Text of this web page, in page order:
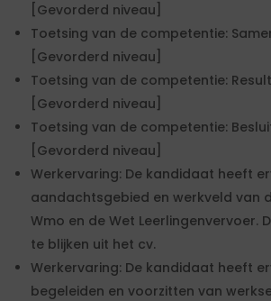
[Gevorderd niveau]
Toetsing van de competentie:
[Gevorderd niveau]
Toetsing van de competentie:
[Gevorderd niveau]
Toetsing van de competentie:
[Gevorderd niveau]
Werkervaring: De kandidaat heeft
aandachtsgebied en werkveld van
Wmo en de Wet Leerlingenvervoer.
te blijken uit het cv.
Werkervaring: De kandidaat heeft
begeleiden en voorzitten van